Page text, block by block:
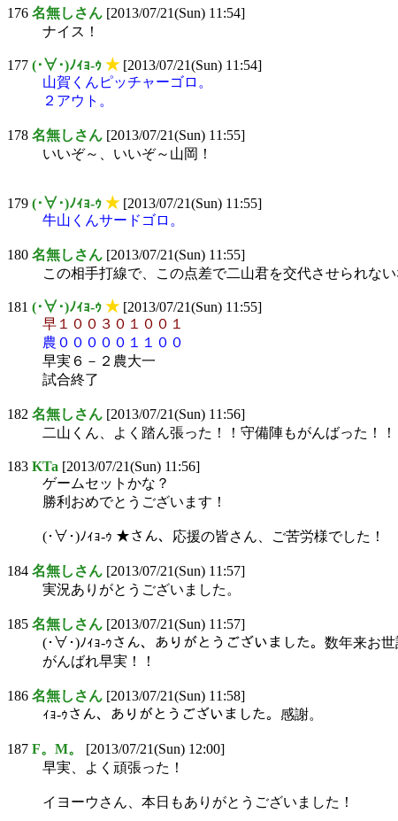
176 名無しさん [2013/07/21(Sun) 11:54]
ナイス！
177 (･∀･)ﾉｨｮ-ｩ ★ [2013/07/21(Sun) 11:54]
山賀くんピッチャーゴロ。
２アウト。
178 名無しさん [2013/07/21(Sun) 11:55]
いいぞ～、いいぞ～山岡！
179 (･∀･)ﾉｨｮ-ｩ ★ [2013/07/21(Sun) 11:55]
牛山くんサードゴロ。
180 名無しさん [2013/07/21(Sun) 11:55]
この相手打線で、この点差で二山君を交代させられな
181 (･∀･)ﾉｨｮ-ｩ ★ [2013/07/21(Sun) 11:55]
早１００３０１００１
農０００００１１００
早実６－２農大一
試合終了
182 名無しさん [2013/07/21(Sun) 11:56]
二山くん、よく踏ん張った！！守備陣もがんばった！！
183 KTa [2013/07/21(Sun) 11:56]
ゲームセットかな？
勝利おめでとうございます！
(･∀･)ﾉｨｮ-ｩ ★さん、応援の皆さん、ご苦労様でした！
184 名無しさん [2013/07/21(Sun) 11:57]
実況ありがとうございました。
185 名無しさん [2013/07/21(Sun) 11:57]
(･∀･)ﾉｨｮ-ｩさん、ありがとうございました。数年来お
がんばれ早実！！
186 名無しさん [2013/07/21(Sun) 11:58]
ｨｮ-ｩさん、ありがとうございました。感謝。
187 F。M。
[2013/07/21(Sun) 12:00]
早実、よく頑張った！
イヨーウさん、本日もありがとうございました！